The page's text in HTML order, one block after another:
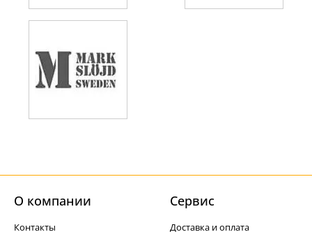
О компании
Контакты
Cервис
Доставка и оплата